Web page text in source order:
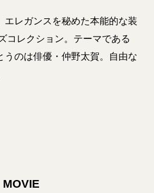
エレガンスを秘めた本能的な装
コレクション。テーマである
うのは俳優・仲野太賀。自由な
MOVIE